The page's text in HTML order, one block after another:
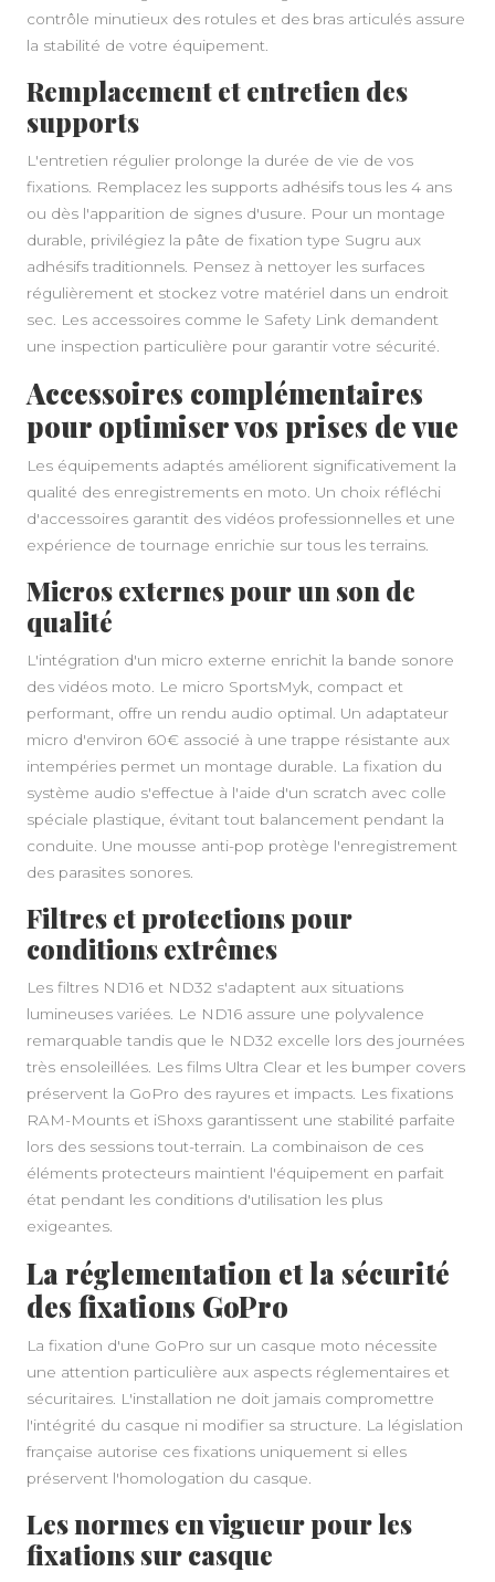
contrôle minutieux des rotules et des bras articulés assure
la stabilité de votre équipement.
Remplacement et entretien des
supports
L'entretien régulier prolonge la durée de vie de vos
fixations. Remplacez les supports adhésifs tous les 4 ans
ou dès l'apparition de signes d'usure. Pour un montage
durable, privilégiez la pâte de fixation type Sugru aux
adhésifs traditionnels. Pensez à nettoyer les surfaces
régulièrement et stockez votre matériel dans un endroit
sec. Les accessoires comme le Safety Link demandent
une inspection particulière pour garantir votre sécurité.
Accessoires complémentaires
pour optimiser vos prises de vue
Les équipements adaptés améliorent significativement la
qualité des enregistrements en moto. Un choix réfléchi
d'accessoires garantit des vidéos professionnelles et une
expérience de tournage enrichie sur tous les terrains.
Micros externes pour un son de
qualité
L'intégration d'un micro externe enrichit la bande sonore
des vidéos moto. Le micro SportsMyk, compact et
performant, offre un rendu audio optimal. Un adaptateur
micro d'environ 60€ associé à une trappe résistante aux
intempéries permet un montage durable. La fixation du
système audio s'effectue à l'aide d'un scratch avec colle
spéciale plastique, évitant tout balancement pendant la
conduite. Une mousse anti-pop protège l'enregistrement
des parasites sonores.
Filtres et protections pour
conditions extrêmes
Les filtres ND16 et ND32 s'adaptent aux situations
lumineuses variées. Le ND16 assure une polyvalence
remarquable tandis que le ND32 excelle lors des journées
très ensoleillées. Les films Ultra Clear et les bumper covers
préservent la GoPro des rayures et impacts. Les fixations
RAM-Mounts et iShoxs garantissent une stabilité parfaite
lors des sessions tout-terrain. La combinaison de ces
éléments protecteurs maintient l'équipement en parfait
état pendant les conditions d'utilisation les plus
exigeantes.
La réglementation et la sécurité
des fixations GoPro
La fixation d'une GoPro sur un casque moto nécessite
une attention particulière aux aspects réglementaires et
sécuritaires. L'installation ne doit jamais compromettre
l'intégrité du casque ni modifier sa structure. La législation
française autorise ces fixations uniquement si elles
préservent l'homologation du casque.
Les normes en vigueur pour les
fixations sur casque
À PROPOS